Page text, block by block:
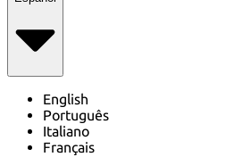
English
Português
Italiano
Français